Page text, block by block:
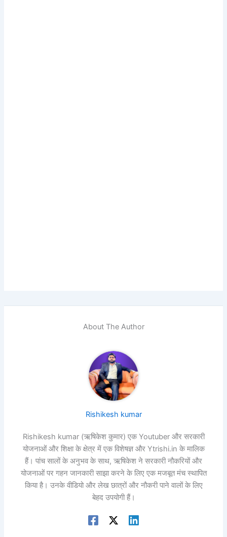
About The Author
Rishikesh kumar
Rishikesh kumar (ऋषिकेश कुमार) एक Youtuber और सरकारी
योजनाओं और शिक्षा के क्षेत्र में एक विशेषज्ञ और Ytrishi.in के मालिक
हैं। पांच सालों के अनुभव के साथ, ऋषिकेश ने सरकारी नौकरियों और
योजनाओं पर गहन जानकारी साझा करने के लिए एक मजबूत मंच स्थापित
किया है। उनके वीडियो और लेख छात्रों और नौकरी पाने वालों के लिए
बेहद उपयोगी हैं।